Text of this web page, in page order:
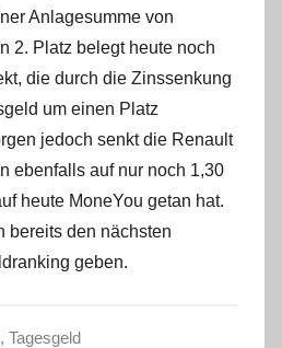
Anlagesumme von
2. Platz belegt heute noch
die durch die Zinssenkung
um einen Platz
jedoch senkt die Renault
ebenfalls auf nur noch 1,30
heute MoneYou getan hat.
bereits den nächsten
geben.
, Tagesgeld